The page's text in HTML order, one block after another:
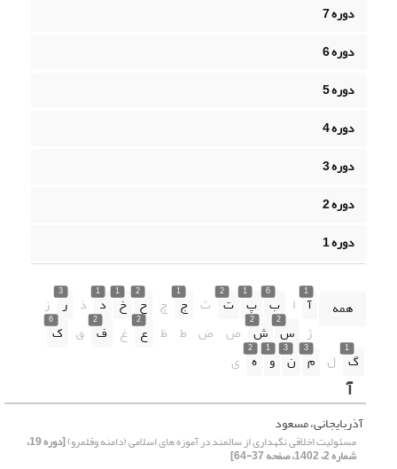
دوره 7
دوره 6
دوره 5
دوره 4
دوره 3
دوره 2
دوره 1
همه
1
آ ا
6
ب
1
پ
2
ت ث
1
ج چ
2
ح
1
خ
1
د ذ
3
ر ز
ژ
2
س
2
ش ص ض ط ظ
2
ع غ
2
ف ق
6
ک
1
گ ل
3
م
3
ن
1
و
2
ه ی
آ
آذربایجانی، مسعود
مسئولیت اخلاقی نگهداری از سالمند در آموزه های اسلامی (دامنه وقلمرو) [دوره 19،
شماره 2، 1402، صفحه 37-64]